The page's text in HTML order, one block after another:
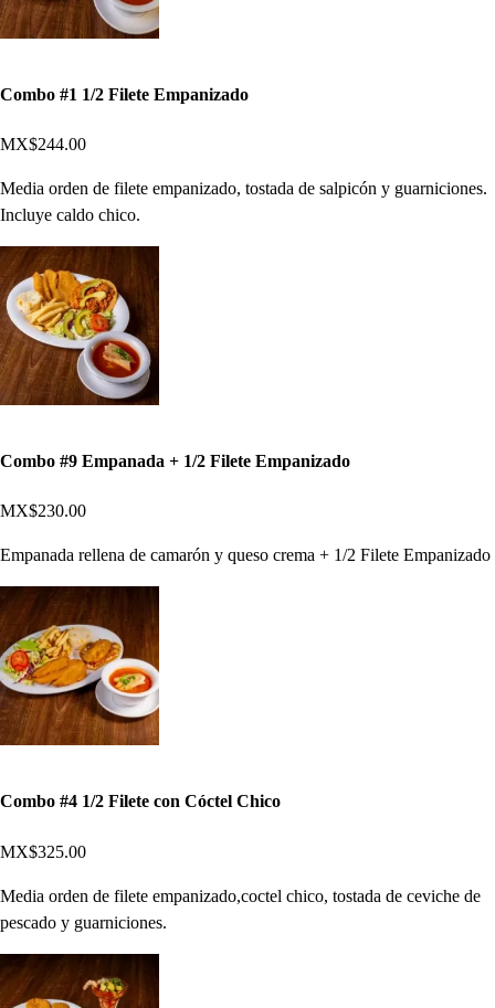
Combo #1 1/2 Filete Empanizado
MX$244.00
Media orden de filete empanizado, tostada de salpicón y guarniciones.
Incluye caldo chico.
Combo #9 Empanada + 1/2 Filete Empanizado
MX$230.00
Empanada rellena de camarón y queso crema + 1/2 Filete Empanizado
Combo #4 1/2 Filete con Cóctel Chico
MX$325.00
Media orden de filete empanizado,coctel chico, tostada de ceviche de
pescado y guarniciones.